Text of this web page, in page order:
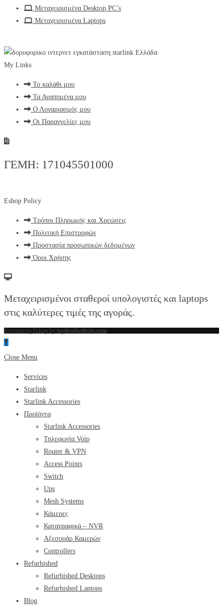
Μεταχειρισμένα Desktop PC’s
Μεταχειρισμένα Laptops
My Links
Το καλάθι μου
Τα Αγαπημένα μου
Ο Λογαριασμός μου
Οι Παραγγελίες μου
ΓΕΜΗ: 171045501000
Eshop Policy
Τρόποι Πληρωμής και Χρεώσεις
Πολιτική Επιστροφών
Προστασία προσωπικών δεδομένων
Όροι Χρήσης
Μεταχειρισμένοι σταθεροί υπολογιστές και laptops
στις καλύτερες τιμές της αγοράς.
Κατασκευή Eshop by toplevelwebsite.com
Close Menu
Services
Starlink
Starlink Accessories
Προϊόντα
Starlink Accessories
Τηλεφωνία Voip
Router & VPN
Access Points
Switch
Ups
Mesh Systems
Κάμερες
Καταγραφικά – NVR
Αξεσουάρ Καμερών
Controllers
Refurbished
Refurbished Desktops
Refurbished Laptops
Blog